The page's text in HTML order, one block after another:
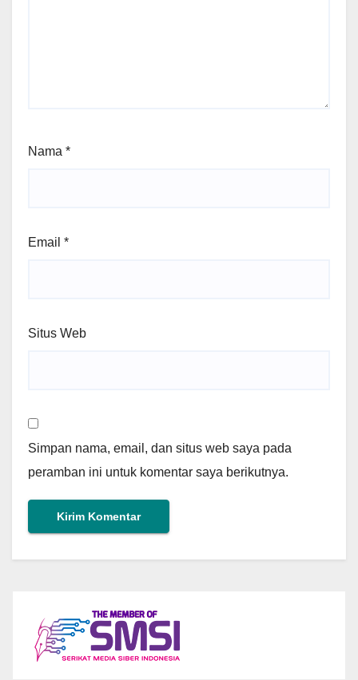
Nama *
Email *
Situs Web
Simpan nama, email, dan situs web saya pada
peramban ini untuk komentar saya berikutnya.